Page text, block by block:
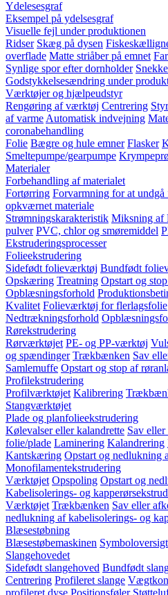
Ydelesesgraf
Eksempel på ydelsesgraf
Visuelle fejl under produktionen
Ridser Skæg på dysen
overflade Matte striåber på emnet
Synlige spor efter dornholder
Godstykkelsesændring under
Værktøjer og hjælpeudstyr
Rengøring af værktøj Centrering
af varme Automatisk indvejning
coronabehandling
Folie Bægre og hule emner Flasker
Smeltepumpe/gearpumpe
Materialer
Forbehandling af materialet
Fortørring Forvarmning for at undgå
opkværnet materiale
Strømningskarakteristik Miksning af
pulver PVC, chlor og smøremiddel
Ekstruderingsprocesser
Folieekstrudering
Sidefødt folieværktøj Bundfødt
Opskæring Treatning Opstart og
Opblæsningsforhold
Kvalitet Folieværktøj for flerlagsfolie
Nedtrækningsforhold
Rørekstrudering
Rørværktøjet PE- og PP-værktøj
og spændinger Trækbænken Sav
Samlemuffe Opstart og stop af
Profilekstrudering
Profilværktøjet Kalibrering
Stangværktøjet
Plade og planfolieekstrudering
Kølevalser eller kalandrette Sav
folie/plade Laminering Kalandrering
Kantskæring Opstart og nedlukning
Monofilamentekstrudering
Værktøjet Opspoling Opstart og
Kabelisolerings- og
Værktøjet Trækbænken Sav eller
nedlukning af kabelisolerings- og
Blæsestøbning
Blæsestøbemaskinen Symboloversigt
Slangehovedet
Sidefødt slangehoved Bundfødt
Centrering Profileret slange
profileret dyse Positionsføler